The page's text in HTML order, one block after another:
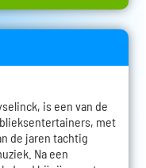
is een van de
met
de jaren tachtig
Na een